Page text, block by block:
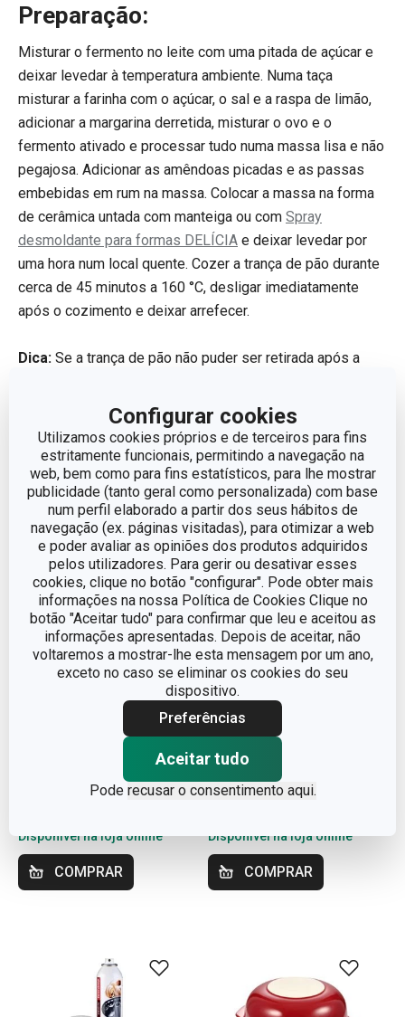
Configurar cookies
Utilizamos cookies próprios e de terceiros para fins
estritamente funcionais, permitindo a navegação na
web, bem como para fins estatísticos, para lhe mostrar
publicidade (tanto geral como personalizada) com base
num perfil elaborado a partir dos seus hábitos de
navegação (ex. páginas visitadas), para otimizar a web
e poder avaliar as opiniões dos produtos adquiridos
pelos utilizadores. Para gerir ou desativar esses
cookies, clique no botão "configurar". Pode obter mais
informações na nossa Política de Cookies Clique no
botão "Aceitar tudo" para confirmar que leu e aceitou as
informações apresentadas. Depois de aceitar, não
voltaremos a mostrar-lhe esta mensagem por um ano,
exceto no caso se eliminar os cookies do seu
dispositivo.
Preferências
Aceitar tudo
Pode recusar o consentimento aqui.
Preparação:
Misturar o fermento no leite com uma pitada de açúcar e
deixar levedar à temperatura ambiente. Numa taça
misturar a farinha com o açúcar, o sal e a raspa de limão,
adicionar a margarina derretida, misturar o ovo e o
fermento ativado e processar tudo numa massa lisa e não
pegajosa. Adicionar as amêndoas picadas e as passas
embebidas em rum na massa. Colocar a massa na forma
de cerâmica untada com manteiga ou com Spray
desmoldante para formas DELÍCIA e deixar levedar por
uma hora num local quente. Cozer a trança de pão durante
cerca de 45 minutos a 160 °C, desligar imediatamente
após o cozimento e deixar arrefecer.
Dica: Se a trança de pão não puder ser retirada após a
cobrir com um pano húmido. Retirar a forma da trança de
pão após cerca de 10 minutos.
Taça p/ levedar massa c/
aquecimento DELÍCIA
Disponível na loja online
COMPRAR
Portes grátis
Forma DELÍCIA
29 x 16 cm, trança
Disponível na loja online
COMPRAR